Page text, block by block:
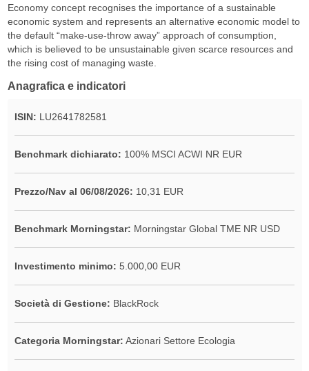
Economy concept recognises the importance of a sustainable
economic system and represents an alternative economic model to
the default “make-use-throw away” approach of consumption,
which is believed to be unsustainable given scarce resources and
the rising cost of managing waste.
Anagrafica e indicatori
ISIN: LU2641782581
Benchmark dichiarato: 100% MSCI ACWI NR EUR
Prezzo/Nav al 06/08/2026: 10,31 EUR
Benchmark Morningstar: Morningstar Global TME NR USD
Investimento minimo: 5.000,00 EUR
Società di Gestione: BlackRock
Categoria Morningstar: Azionari Settore Ecologia